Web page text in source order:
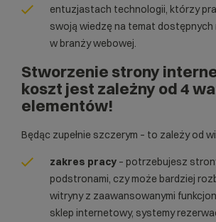
entuzjastach technologii, którzy
swoją wiedzę na temat dostępnych
w branży webowej.
Stworzenie strony
koszt jest zależny od 4
elementów!
Będąc zupełnie szczerym – to zależy od
zakres pracy – potrzebujesz
podstronami, czy może bardziej
witryny z zaawansowanymi
sklep internetowy, systemy